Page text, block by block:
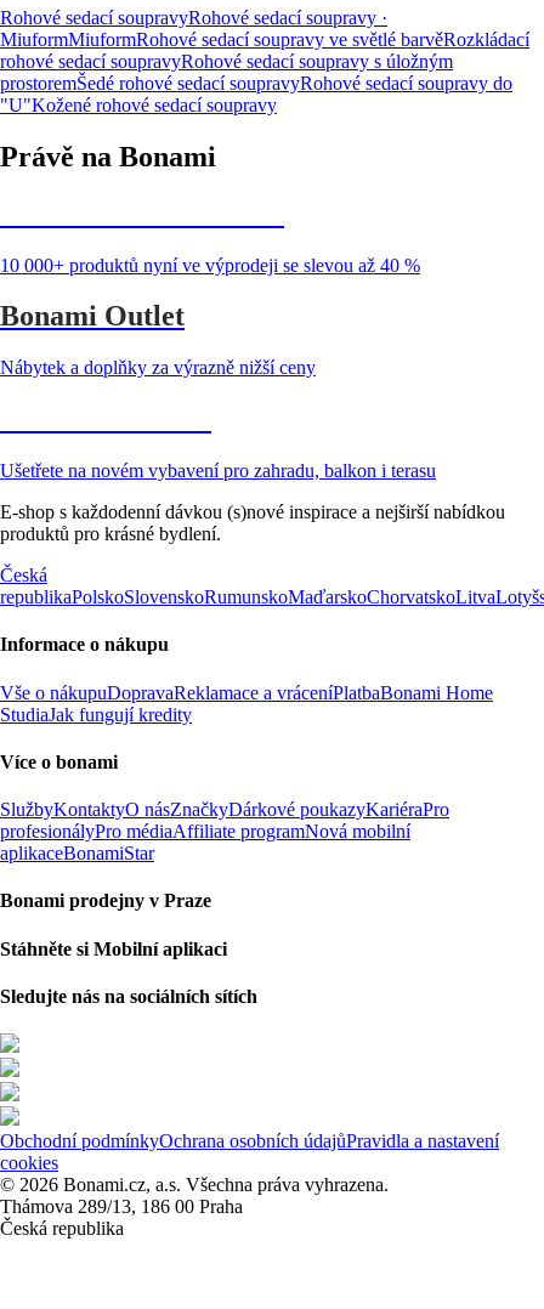
Rohové sedací soupravyRohové sedací soupravy ·
MiuformMiuformRohové sedací soupravy ve světlé barvěRozkládací
rohové sedací soupravyRohové sedací soupravy s úložným
prostoremŠedé rohové sedací soupravyRohové sedací soupravy do
"U"Kožené rohové sedací soupravy
Právě na Bonami
10 000+ produktů nyní ve výprodeji se slevou až 40 %
Bonami Outlet
Nábytek a doplňky za výrazně nižší ceny
Ušetřete na novém vybavení pro zahradu, balkon i terasu
E-shop s každodenní dávkou (s)nové inspirace a nejširší nabídkou
produktů pro krásné bydlení.
Česká
republikaPolskoSlovenskoRumunskoMaďarskoChorvatskoLitva
Informace o nákupu
Vše o nákupuDopravaReklamace a vráceníPlatbaBonami Home
StudiaJak fungují kredity
Více o bonami
SlužbyKontaktyO násZnačkyDárkové poukazyKariéraPro
profesionályPro médiaAffiliate programNová mobilní
aplikaceBonamiStar
Bonami prodejny v Praze
Stáhněte si Mobilní aplikaci
Sledujte nás na sociálních sítích
Obchodní podmínkyOchrana osobních údajůPravidla a nastavení
cookies
© 2026 Bonami.cz, a.s. Všechna práva vyhrazena.
Thámova 289/13, 186 00 Praha
Česká republika